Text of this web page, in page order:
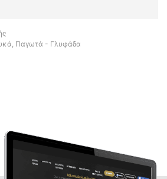
Παγωτά - Γλυφάδα